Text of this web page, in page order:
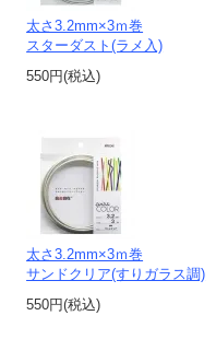
太さ3.2mm×3ｍ巻
スターダスト(ラメ入)
550円(税込)
太さ3.2mm×3ｍ巻
サンドクリア(すりガラス調)
550円(税込)